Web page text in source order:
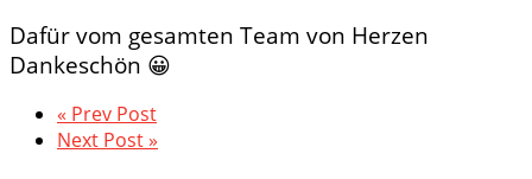
Dafür vom gesamten Team von Herzen
Dankeschön 😀
« Prev Post
Next Post »